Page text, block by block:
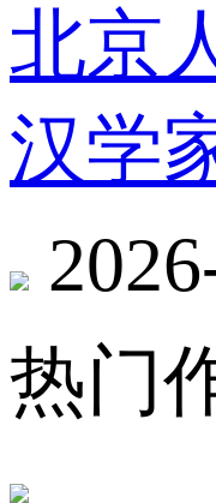
北京
汉学
热门